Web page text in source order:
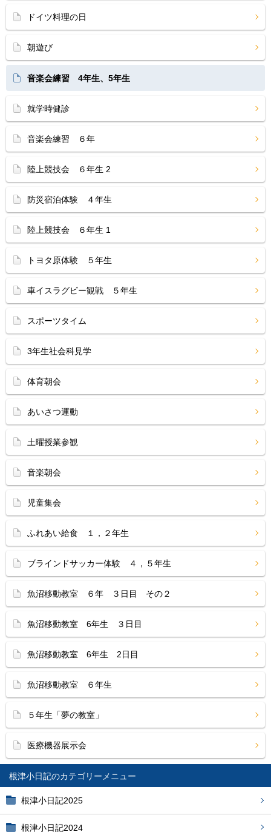
根津小日記
根津小日記2025
根津小日記2024
ドイツ料理の日
朝遊び
音楽会練習 4年生、5年生
就学時健診
音楽会練習 ６年
陸上競技会 ６年生 2
防災宿泊体験 ４年生
陸上競技会 ６年生 1
トヨタ原体験 ５年生
車イスラグビー観戦 ５年生
スポーツタイム
3年生社会科見学
体育朝会
あいさつ運動
土曜授業参観
音楽朝会
児童集会
ふれあい給食 １，２年生
ブラインドサッカー体験 ４，５年生
魚沼移動教室 ６年 ３日目 その２
魚沼移動教室 6年生 ３日目
魚沼移動教室 6年生 2日目
魚沼移動教室 ６年生
５年生「夢の教室」
医療機器展示会